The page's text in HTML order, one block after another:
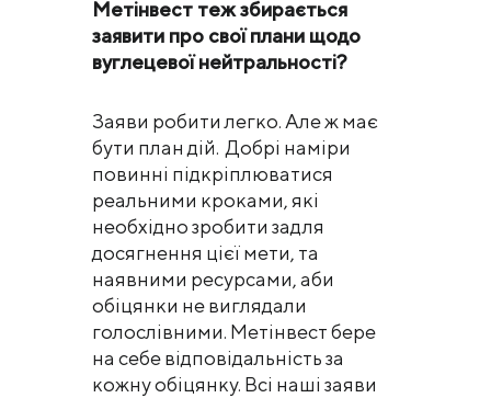
Метінвест теж збирається
заявити про свої плани щодо
вуглецевої нейтральності?
Заяви робити легко. Але ж має
бути план дій. Добрі наміри
повинні підкріплюватися
реальними кроками, які
необхідно зробити задля
досягнення цієї мети, та
наявними ресурсами, аби
обіцянки не виглядали
голослівними. Метінвест бере
на себе відповідальність за
кожну обіцянку. Всі наші заяви